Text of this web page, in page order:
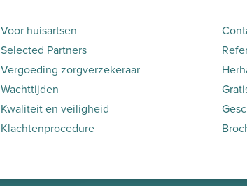
Voor huisartsen
Selected Partners
Vergoeding zorgverzekeraar
Wachttijden
Kwaliteit en veiligheid
Klachtenprocedure